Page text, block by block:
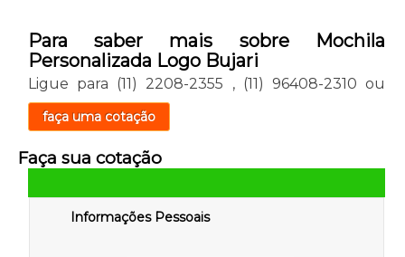
Para saber mais sobre Mochila
Personalizada Logo Bujari
Ligue para (11) 2208-2355 , (11) 96408-2310 ou
faça uma cotação
Faça sua cotação
Informações Pessoais